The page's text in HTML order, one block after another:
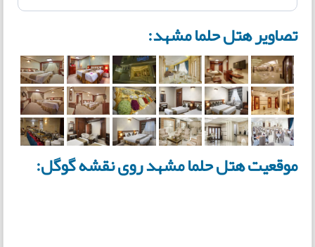
تصاویر هتل حلما مشهد:
موقعیت هتل حلما مشهد روی نقشه گوگل: